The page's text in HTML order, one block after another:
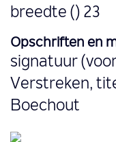
breedte () 23
Opschriften en
signatuur
Verstreken,
Boechout